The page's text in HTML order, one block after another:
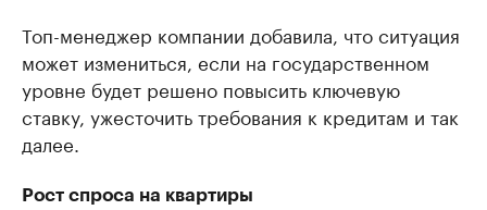
Топ-менеджер компании добавила, что ситуация
может измениться, если на государственном
уровне будет решено повысить ключевую
ставку, ужесточить требования к кредитам и так
далее.
Рост спроса на квартиры